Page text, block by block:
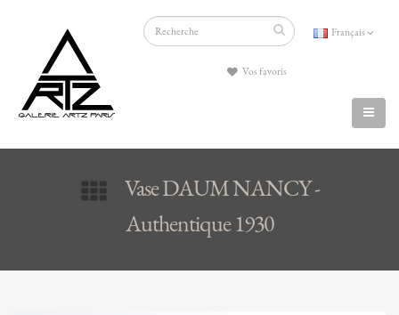
Français
Vos favoris
Vase DAUM NANCY -
Authentique 1930